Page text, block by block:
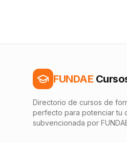
FUNDAE
Directorio de cursos de
perfecto para potenciar tu
subvencionada por